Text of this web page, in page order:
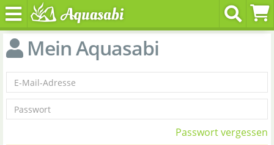
Mein Aquasabi
Passwort vergessen